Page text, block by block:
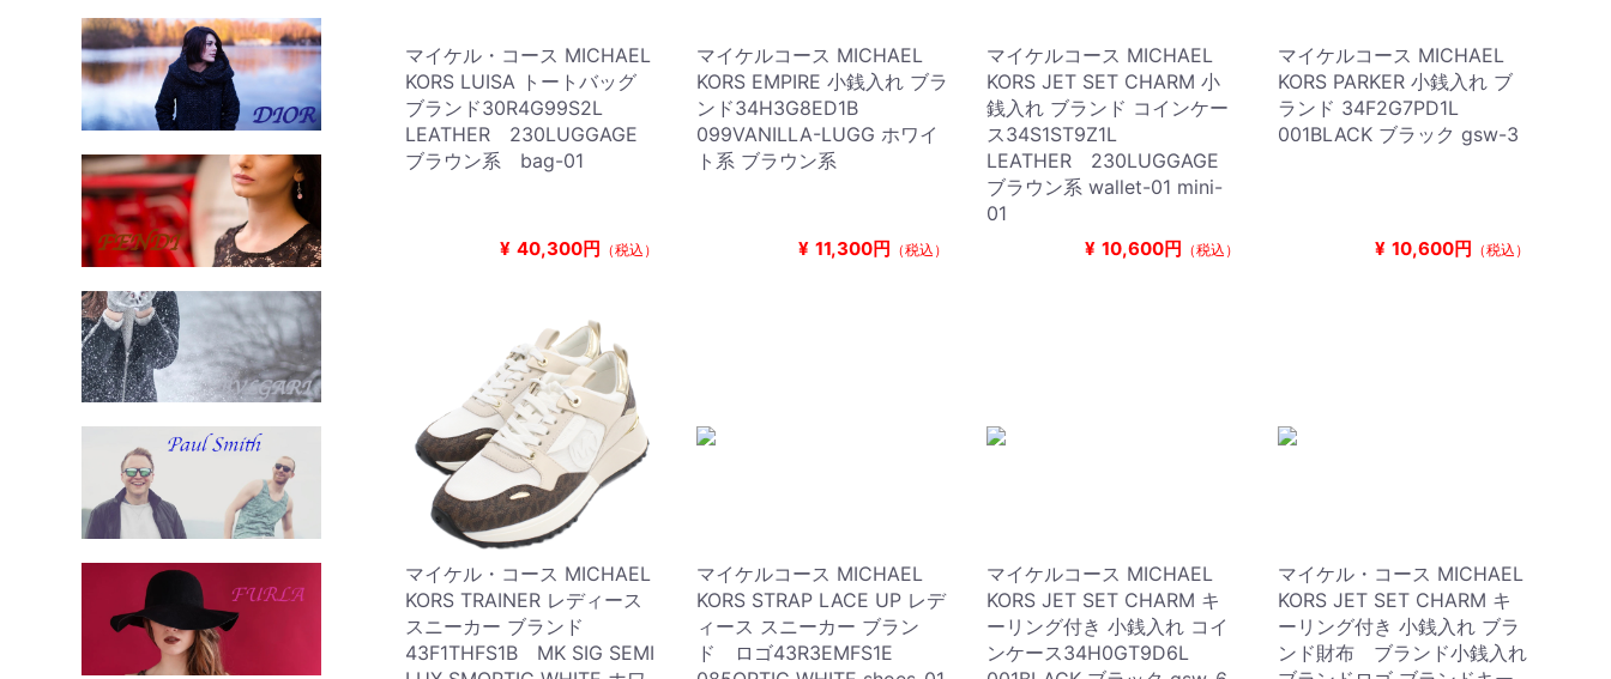
マイケル・コース MICHAEL
KORS LUISA トートバッグ
ブランド30R4G99S2L
LEATHER 230LUGGAGE
ブラウン系 bag-01
¥ 40,300円 （税込）
マイケルコース MICHAEL
KORS EMPIRE 小銭入れ ブラ
ンド34H3G8ED1B
099VANILLA-LUGG ホワイ
ト系 ブラウン系
¥ 11,300円 （税込）
マイケルコース MICHAEL
KORS JET SET CHARM 小
銭入れ ブランド コインケー
ス34S1ST9Z1L
LEATHER 230LUGGAGE
ブラウン系 wallet-01 mini-
01
¥ 10,600円 （税込）
マイケルコース MICHAEL
KORS PARKER 小銭入れ ブ
ランド 34F2G7PD1L
001BLACK ブラック gsw-3
¥ 10,600円 （税込）
マイケル・コース MICHAEL
KORS TRAINER レディース
スニーカー ブランド
43F1THFS1B MK SIG SEMI
マイケルコース MICHAEL
KORS STRAP LACE UP レデ
ィース スニーカー ブラン
ド ロゴ43R3EMFS1E
マイケルコース MICHAEL
KORS JET SET CHARM キ
ーリング付き 小銭入れ コイ
ンケース34H0GT9D6L
マイケル・コース MICHAEL
KORS JET SET CHARM キ
ーリング付き 小銭入れ ブラ
ンド財布 ブランド小銭入れ